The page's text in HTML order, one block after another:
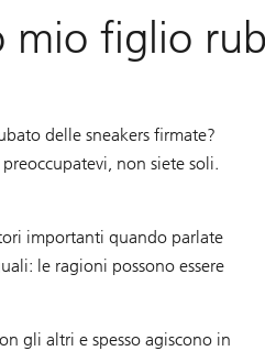
mio figlio
delle sneakers firmate?
non siete soli.
importanti quando parlate
le ragioni possono essere
gli altri e spesso agiscono in